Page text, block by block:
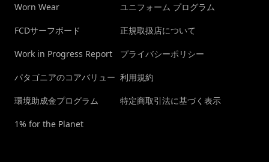
Worn Wear
FCDサーフボード
Work in Progress Report
パタゴニアのコアバリュー
環境助成金プログラム
1% for the Planet
ユニフォーム プログラム
正規取扱店について
プライバシーポリシー
利用規約
特定商取引法に基づく表示